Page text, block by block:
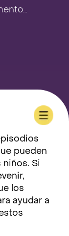
pueden
Si
los
ayudar a